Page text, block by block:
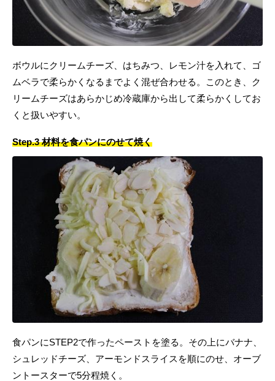
ボウルにクリームチーズ、はちみつ、レモン汁を入れて、ゴ
ムベラで柔らかくなるまでよく混ぜ合わせる。このとき、ク
リームチーズはあらかじめ冷蔵庫から出して柔らかくしてお
くと扱いやすい。
Step.3 材料を食パンにのせて焼く
食パンにSTEP2で作ったペーストを塗る。その上にバナナ、
シュレッドチーズ、アーモンドスライスを順にのせ、オーブ
ントースターで5分程焼く。